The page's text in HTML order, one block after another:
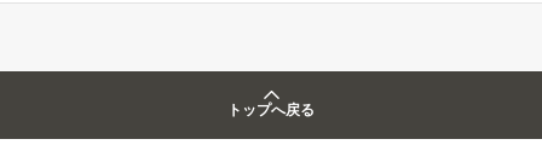
トップへ戻る